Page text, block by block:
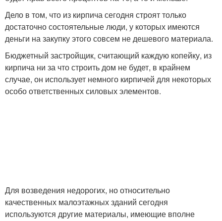
Дело в том, что из кирпича сегодня строят только
достаточно состоятельные люди, у которых имеются
деньги на закупку этого совсем не дешевого материала.
Бюджетный застройщик, считающий каждую копейку, из
кирпича ни за что строить дом не будет, в крайнем
случае, он использует немного кирпичей для некоторых
особо ответственных силовых элементов.
Для возведения недорогих, но относительно
качественных малоэтажных зданий сегодня
используются другие материалы, имеющие вполне